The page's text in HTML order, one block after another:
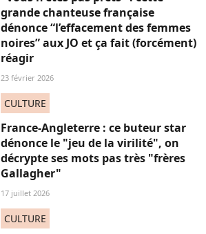
grande chanteuse française
dénonce “l’effacement des femmes
noires” aux JO et ça fait (forcément)
réagir
23 février 2026
CULTURE
France-Angleterre : ce buteur star
dénonce le "jeu de la virilité", on
décrypte ses mots pas très "frères
Gallagher"
17 juillet 2026
CULTURE